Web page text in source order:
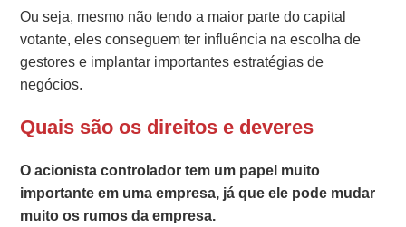
Ou seja, mesmo não tendo a maior parte do capital
votante, eles conseguem ter influência na escolha de
gestores e implantar importantes estratégias de
negócios.
Quais são os direitos e deveres
O acionista controlador tem um papel muito
importante em uma empresa, já que ele pode mudar
muito os rumos da empresa.